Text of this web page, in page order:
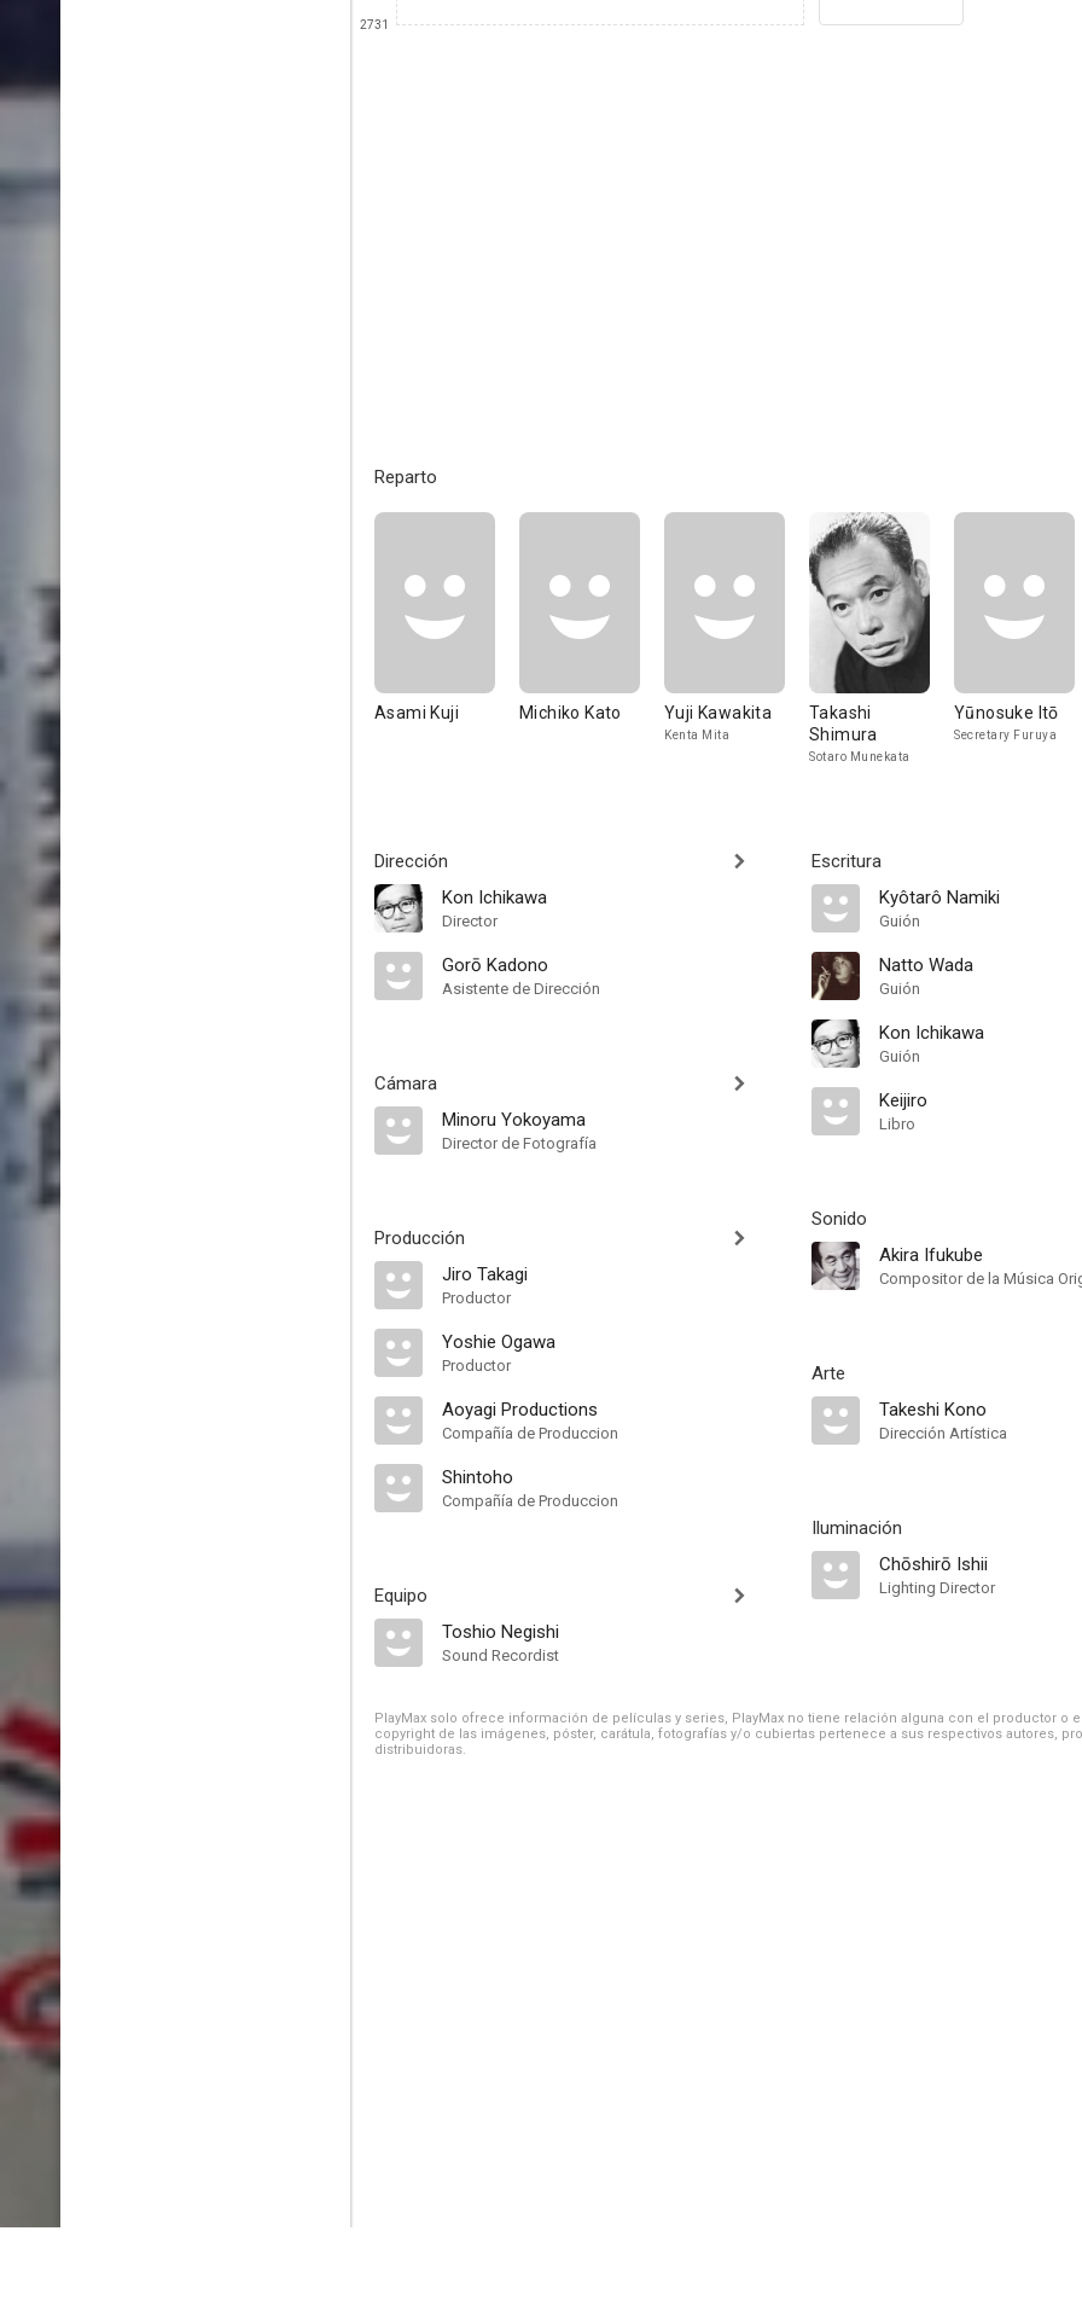
2731
Reparto
Asami Kuji Michiko Kato Yuji Kawakita
Kenta Mita
Takashi
Shimura
Sotaro Munekata
Yūnosuke Itō
Secretary Furuya
Dirección
Kon Ichikawa
Director
Gorō Kadono
Asistente de Dirección
Cámara
Minoru Yokoyama
Director de Fotografía
Producción
Jiro Takagi
Productor
Yoshie Ogawa
Productor
Aoyagi Productions
Compañía de Produccion
Shintoho
Compañía de Produccion
Equipo
Toshio Negishi
Sound Recordist
Escritura
Kyôtarô Namiki
Guión
Natto Wada
Guión
Kon Ichikawa
Guión
Keijiro
Libro
Sonido
Akira Ifukube
Compositor de la Música
Arte
Takeshi Kono
Dirección Artística
Iluminación
Chōshirō Ishii
Lighting Director
PlayMax solo ofrece información de películas y series, PlayMax no tiene relación alguna con el productor o
copyright de las imágenes, póster, carátula, fotografías y/o cubiertas pertenece a sus respectivos autores,
distribuidoras.